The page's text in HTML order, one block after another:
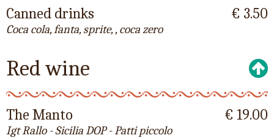
Canned drinks
Coca cola, fanta, sprite, , coca zero
€ 3.50
Red wine
The Manto
Igt Rallo - Sicilia DOP - Patti piccolo
€ 19.00